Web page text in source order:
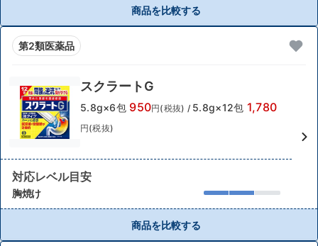
商品を比較する
第2類医薬品
スクラートG
5.8g×6包 950円(税抜) / 5.8g×12包 1,780
円(税抜)
対応レベル目安
胸焼け
商品を比較する